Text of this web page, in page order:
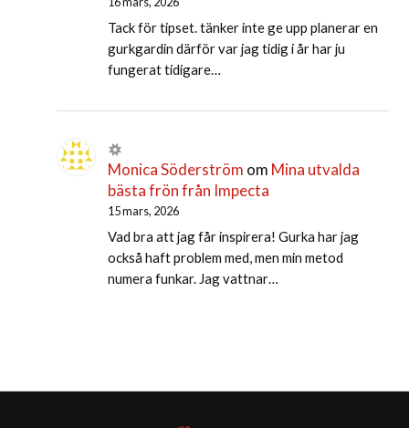
Tack för tipset. tänker inte ge upp planerar en
gurkgardin därför var jag tidig i år har ju
fungerat tidigare…
Monica Söderström om Mina utvalda
bästa frön från Impecta
15 mars, 2026
Vad bra att jag får inspirera! Gurka har jag
också haft problem med, men min metod
numera funkar. Jag vattnar…